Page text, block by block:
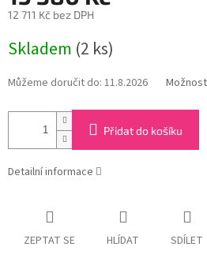
12 711 Kč bez DPH
cena:
Skladem (2 ks)
Můžeme doručit do: 11.8.2026
Přidat do košíku
Detailní informace
ZEPTAT SE HLÍDAT SDÍLET